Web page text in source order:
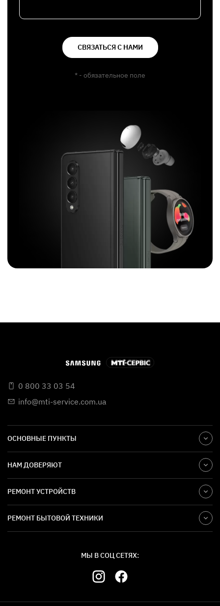
СВЯЗАТЬСЯ С НАМИ
* - обязательное поле
0 800 33 03 54
info@mti-service.com.ua
ОСНОВНЫЕ ПУНКТЫ
НАМ ДОВЕРЯЮТ
РЕМОНТ УСТРОЙСТВ
РЕМОНТ БЫТОВОЙ ТЕХНИКИ
МЫ В СОЦ СЕТЯХ: